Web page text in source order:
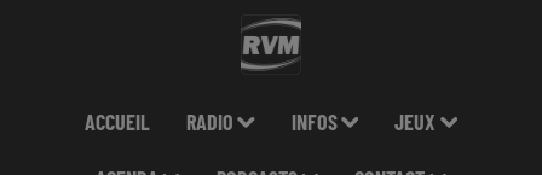
ACCUEIL RADIO INFOS JEUX